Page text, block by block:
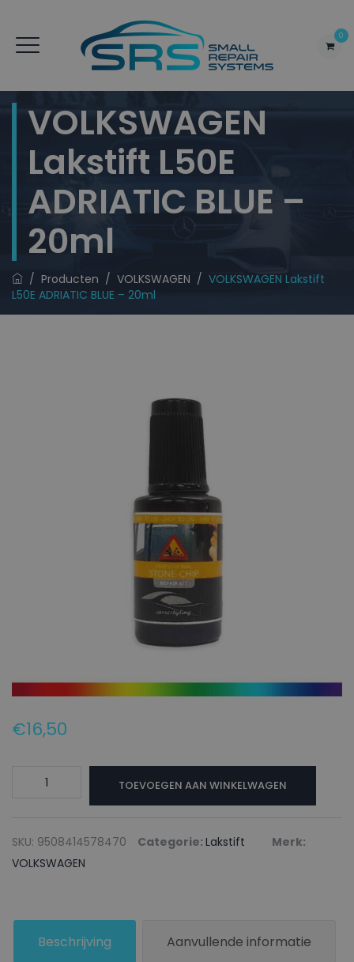
0
VOLKSWAGEN
Lakstift L50E
ADRIATIC BLUE –
20ml
/ Producten / VOLKSWAGEN / VOLKSWAGEN Lakstift
L50E ADRIATIC BLUE – 20ml
€16,50
VOLKSWAGEN
ADRIATIC
BLUE
aantal
TOEVOEGEN AAN WINKELWAGEN
SKU: 9508414578470 Categorie: Lakstift
Merk:
VOLKSWAGEN
Beschrijving Aanvullende informatie